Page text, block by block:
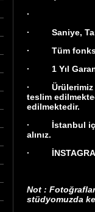
·
· Saniye,
· Tüm
· 1 Yıl
· Ürülerimiz
teslim
edilmektedir.
· İstanbul içi
alınız.
·
Not :
stüdyomuzda